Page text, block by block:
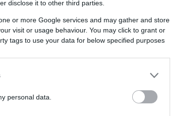
disclose it to other third parties.
or more Google services and may gather and store
visit or usage behaviour. You may click to grant or
tags to use your data for below specified purposes
personal data.